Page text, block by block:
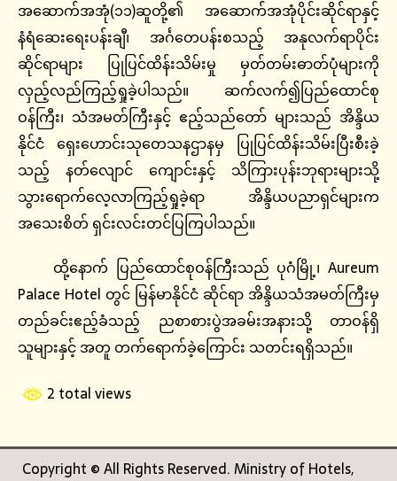
အဆောက်အအုံ(၁၁)ဆူတို့၏ အဆောက်အအုံပိုင်းဆိုင်ရာနှင့်
နံရံဆေးရေးပန်းချီ၊ အင်္ဂတေပန်းစသည့် အနုလက်ရာပိုင်း
ဆိုင်ရာများ ပြုပြင်ထိန်းသိမ်းမှု မှတ်တမ်းဓာတ်ပုံများကို
လှည့်လည်ကြည့်ရှုခဲ့ပါသည်။ ဆက်လက်၍ပြည်ထောင်စု
ဝန်ကြီး၊ သံအမတ်ကြီးနှင့် ဧည့်သည်တော် များသည် အိန္ဒိယ
နိုင်ငံ ရှေးဟောင်းသုတေသနဌာနမှ ပြုပြင်ထိန်းသိမ်းပြီးစီးခဲ့
သည့် နတ်လျောင် ကျောင်းနှင့် သိကြားပုန်းဘုရားများသို့
သွားရောက်လေ့လာကြည့်ရှုခဲ့ရာ အိန္ဒိယပညာရှင်များက
အသေးစိတ် ရှင်းလင်းတင်ပြကြပါသည်။
ထို့နောက် ပြည်ထောင်စုဝန်ကြီးသည် ပုဂံမြို့၊ Aureum
Palace Hotel တွင် မြန်မာနိုင်ငံ ဆိုင်ရာ အိန္ဒိယသံအမတ်ကြီးမှ
တည်ခင်းဧည့်ခံသည့် ညစာစားပွဲအခမ်းအနားသို့ တာဝန်ရှိ
သူများနှင့် အတူ တက်ရောက်ခဲ့ကြောင်း သတင်းရရှိသည်။
2 total views
Copyright © All Rights Reserved. Ministry of Hotels,